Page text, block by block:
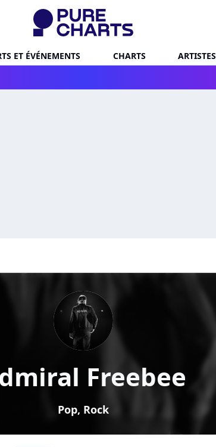
ET ÉVÉNEMENTS CHARTS ARTISTES
Freebee
Pop, Rock